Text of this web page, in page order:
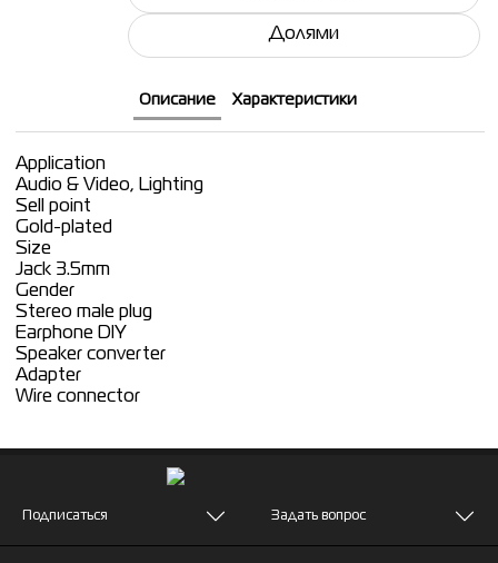
Долями
Описание Характеристики
Application
Audio & Video, Lighting
Sell point
Gold-plated
Size
Jack 3.5mm
Gender
Stereo male plug
Earphone DIY
Speaker converter
Adapter
Wire connector
Подписаться Задать вопрос